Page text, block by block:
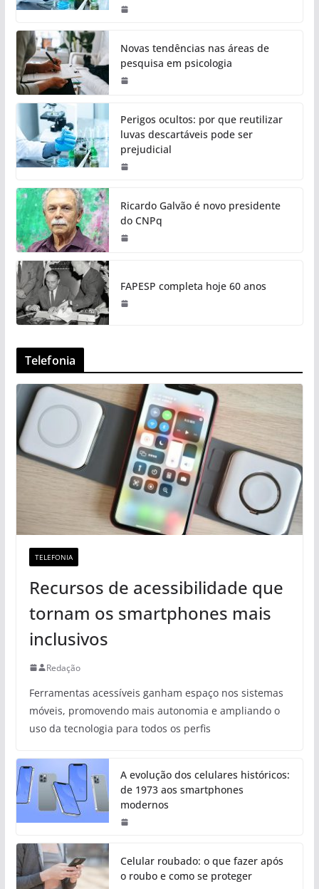
Novas tendências nas áreas de
pesquisa em psicologia
Perigos ocultos: por que reutilizar
luvas descartáveis pode ser
prejudicial
Ricardo Galvão é novo presidente
do CNPq
FAPESP completa hoje 60 anos
Telefonia
TELEFONIA
Recursos de acessibilidade que
tornam os smartphones mais
inclusivos
Redação
Ferramentas acessíveis ganham espaço nos sistemas
móveis, promovendo mais autonomia e ampliando o
uso da tecnologia para todos os perfis
A evolução dos celulares históricos:
de 1973 aos smartphones
modernos
Celular roubado: o que fazer após
o roubo e como se proteger